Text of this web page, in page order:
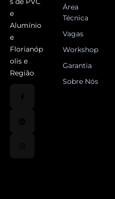
e
Alumínio
e
Florianóp
olis e
Região
Área
Técnica
Vagas
Workshop
Garantia
Sobre Nós